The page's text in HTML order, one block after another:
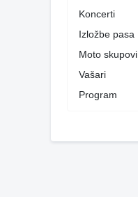
Koncerti
Izložbe pasa
Moto skupovi
Vašari
Program